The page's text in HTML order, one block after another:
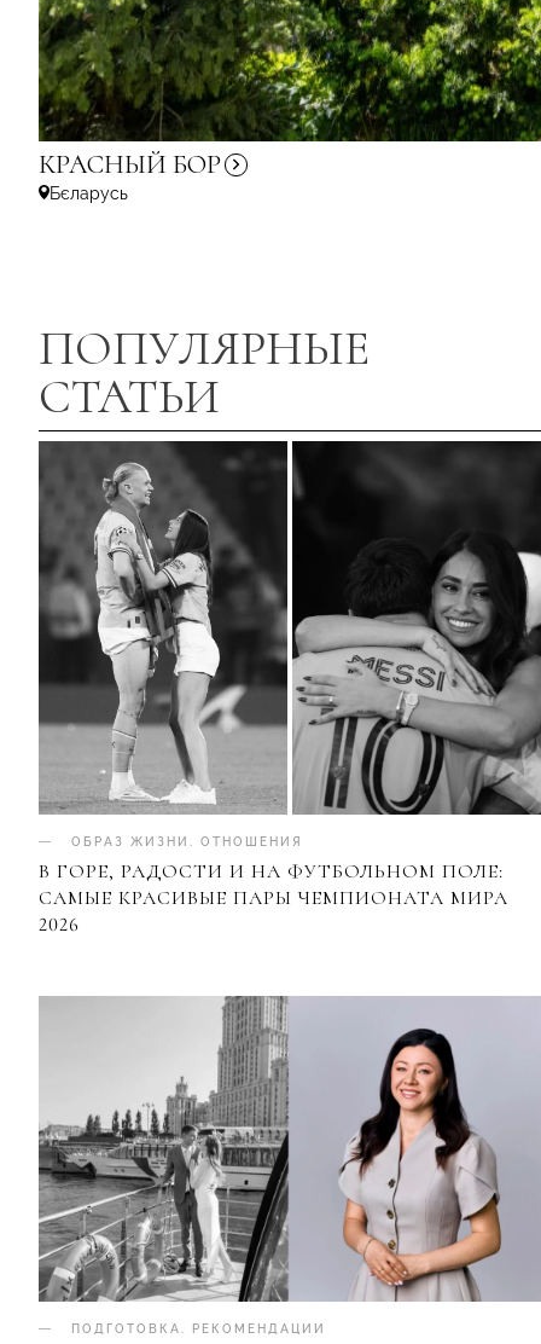
КРАСНЫЙ БОР
Бєларусь
ПОПУЛЯРНЫЕ
СТАТЬИ
ОБРАЗ ЖИЗНИ . ОТНОШЕНИЯ
В ГОРЕ, РАДОСТИ И НА ФУТБОЛЬНОМ ПОЛЕ:
САМЫЕ КРАСИВЫЕ ПАРЫ ЧЕМПИОНАТА МИРА
2026
ПОДГОТОВКА РЕКОМЕНДАЦИИ